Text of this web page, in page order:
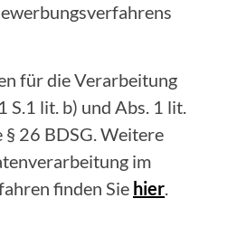
für die Verarbeitung
S.1 lit. b) und Abs. 1 lit.
§ 26 BDSG. Weitere
im
finden Sie hier.